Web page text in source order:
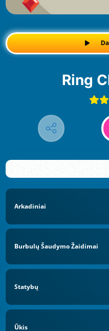
Ring
Arkadiniai
Burbulų Šaudymo Žaidimai
Statybų
Ūkis